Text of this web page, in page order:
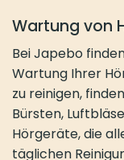
Wartung von
Bei Japebo
Wartung Ihrer
zu reinigen,
Bürsten,
Hörgeräte, die
täglichen